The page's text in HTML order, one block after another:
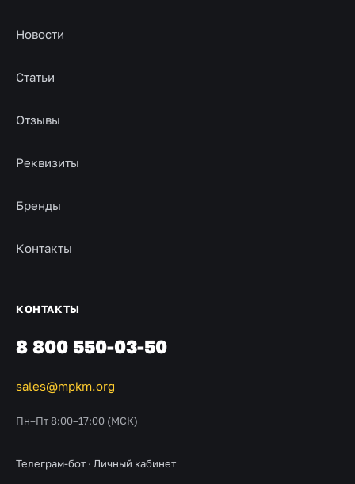
Новости
Статьи
Отзывы
Реквизиты
Бренды
Контакты
КОНТАКТЫ
8 800 550-03-50
sales@mpkm.org
Пн–Пт 8:00–17:00 (МСК)
Телеграм-бот · Личный кабинет